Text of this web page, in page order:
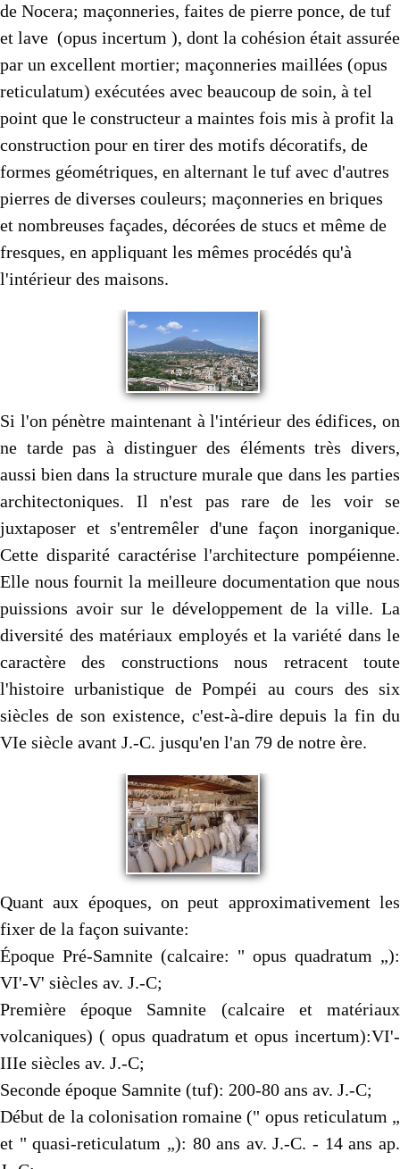
de Nocera; maçon­neries, faites de pierre ponce, de tuf
et lave (opus incertum ), dont la cohésion était assurée
par un excellent mortier; maçon­neries maillées (opus
reticulatum) exécutées avec beaucoup de soin, à tel
point que le constructeur a maintes fois mis à profit la
construction pour en tirer des motifs décoratifs, de
formes géométriques, en alternant le tuf avec d'autres
pierres de diverses couleurs; maçonneries en briques
et nombreuses façades, décorées de stucs et même de
fresques, en appliquant les mêmes procédés qu'à
l'intérieur des maisons.
Si l'on pénètre maintenant à l'intérieur des édifices, on
ne tarde pas à distinguer des éléments très divers,
aussi bien dans la structure murale que dans les parties
architectoniques. Il n'est pas rare de les voir se
juxtaposer et s'entremêler d'une façon inorganique.
Cette disparité caractérise l'architecture pompé­ienne.
Elle nous fournit la meilleure documentation que nous
puissions avoir sur le développement de la ville. La
diversité des matériaux employés et la variété dans le
caractère des construc­tions nous retracent toute
l'histoire urbanistique de Pompéi au cours des six
siècles de son existence, c'est-à-dire depuis la fin du
VIe siècle avant J.-C. jusqu'en l'an 79 de notre ère.
Quant aux époques, on peut approximativement les
fixer de la façon suivante:
Époque Pré-Samnite (calcaire: " opus quadratum „):
VI'-V' siècles av. J.-C;
Première époque Samnite (calcaire et matériaux
volcaniques) ( opus quadratum et opus incertum):VI'-
IIIe siè­cles av. J.-C;
Seconde époque Samnite (tuf): 200-80 ans av. J.-C;
Début de la colonisation romaine (" opus reticulatum „
et " quasi-reticulatum „): 80 ans av. J.-C. - 14 ans ap.